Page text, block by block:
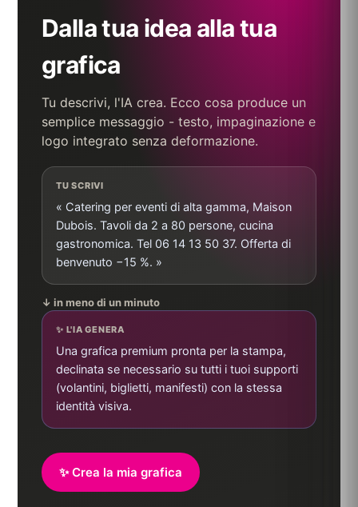
Dalla tua idea alla tua
grafica
Tu descrivi, l'IA crea. Ecco cosa produce un
semplice messaggio - testo, impaginazione e
logo integrato senza deformazione.
TU SCRIVI
« Catering per eventi di alta gamma, Maison
Dubois. Tavoli da 2 a 80 persone, cucina
gastronomica. Tel 06 14 13 50 37. Offerta di
benvenuto −15 %. »
↓ in meno di un minuto
✨ L'IA GENERA
Una grafica premium pronta per la stampa,
declinata se necessario su tutti i tuoi supporti
(volantini, biglietti, manifesti) con la stessa
identità visiva.
✨ Crea la mia grafica